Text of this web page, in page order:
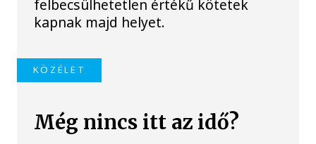
felbecsülhetetlen értékű kötetek
kapnak majd helyet.
KÖZÉLET
Még nincs itt az idő?